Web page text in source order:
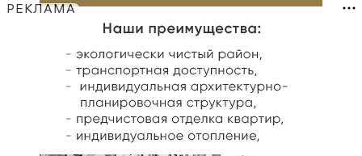
РЕКЛАМА